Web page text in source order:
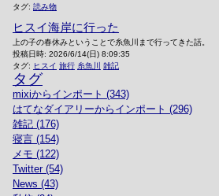
タグ: 読み物
ヒスイ海岸に行った
上の子の春休みということで糸魚川まで行ってきた話。
投稿日時: 2026/6/14(日) 8:09:35
タグ: ヒスイ 旅行 糸魚川 雑記
タグ
mixiからインポート (343)
はてなダイアリーからインポート (296)
雑記 (176)
寝言 (154)
メモ (122)
Twitter (54)
News (43)